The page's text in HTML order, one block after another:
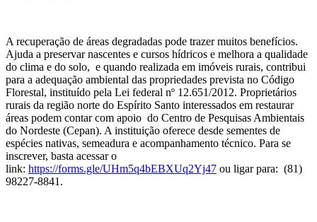
A recuperação de áreas degradadas pode trazer muitos benefícios.
Ajuda a preservar nascentes e cursos hídricos e melhora a qualidade
do clima e do solo, e quando realizada em imóveis rurais, contribui
para a adequação ambiental das propriedades prevista no Código
Florestal, instituído pela Lei federal nº 12.651/2012. Proprietários
rurais da região norte do Espírito Santo interessados em restaurar
áreas podem contar com apoio do Centro de Pesquisas Ambientais
do Nordeste (Cepan). A instituição oferece desde sementes de
espécies nativas, semeadura e acompanhamento técnico. Para se
inscrever, basta acessar o
link: https://forms.gle/UHm5q4bEBXUq2Yj47 ou ligar para: (81)
98227-8841.